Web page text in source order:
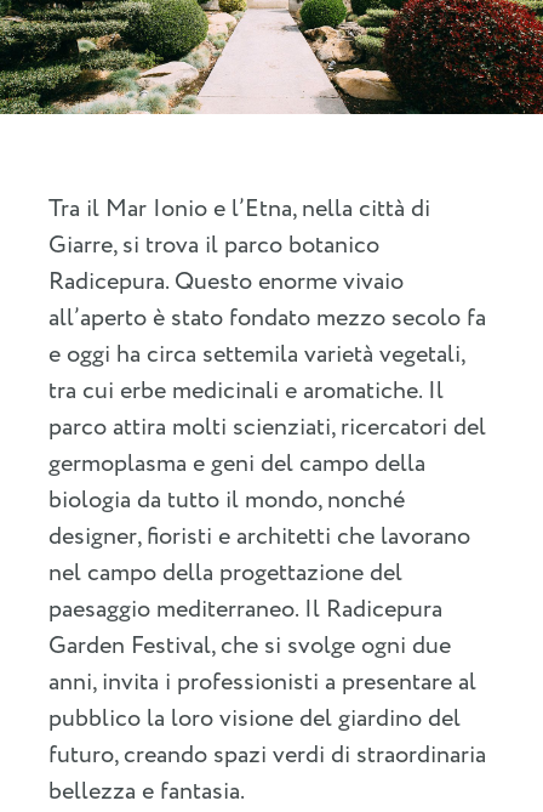
Tra il Mar Ionio e l’Etna, nella città di
Giarre, si trova il parco botanico
Radicepura. Questo enorme vivaio
all’aperto è stato fondato mezzo secolo fa
e oggi ha circa settemila varietà vegetali,
tra cui erbe medicinali e aromatiche. Il
parco attira molti scienziati, ricercatori del
germoplasma e geni del campo della
biologia da tutto il mondo, nonché
designer, fioristi e architetti che lavorano
nel campo della progettazione del
paesaggio mediterraneo. Il Radicepura
Garden Festival, che si svolge ogni due
anni, invita i professionisti a presentare al
pubblico la loro visione del giardino del
futuro, creando spazi verdi di straordinaria
bellezza e fantasia.